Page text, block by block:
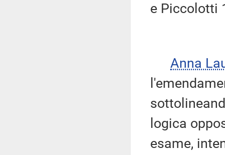
e Piccolotti
Anna
logica
esame,